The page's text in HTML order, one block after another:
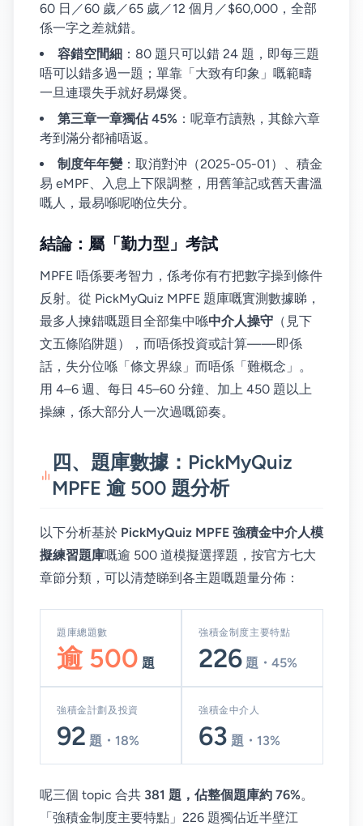
60 日／60 歲／65 歲／12 個月／$60,000，全部
係一字之差就錯。
容錯空間細 ：80 題只可以錯 24 題，即每三題
唔可以錯多過一題；單靠「大致有印象」嘅範疇
一旦連環失手就好易爆煲。
第三章一章獨佔 45% ：呢章冇讀熟，其餘六章
考到滿分都補唔返。
制度年年變：取消對沖（2025-05-01）、積金
易 eMPF、入息上下限調整，用舊筆記或舊天書溫
嘅人，最易喺呢啲位失分。
結論：屬「勤力型」考試
MPFE 唔係要考智力，係考你有冇把數字操到條件
反射。從 PickMyQuiz MPFE 題庫嘅實測數據睇，
最多人揀錯嘅題目全部集中喺中介人操守 （見下
文五條陷阱題），而唔係投資或計算——即係
話，失分位喺「條文界線」而唔係「難概念」。
用 4–6 週、每日 45–60 分鐘、加上 450 題以上
操練，係大部分人一次過嘅節奏。
四、題庫數據：PickMyQuiz
MPFE 逾 500 題分析
以下分析基於 PickMyQuiz MPFE 強積金中介人模
擬練習題庫嘅逾 500 道模擬選擇題，按官方七大
章節分類，可以清楚睇到各主題嘅題量分佈：
題庫總題數
逾 500 題
強積金制度主要特點
226 題・45%
強積金計劃及投資
92 題・18%
強積金中介人
63 題・13%
呢三個 topic 合共 381 題，佔整個題庫約 76%。
「強積金制度主要特點」226 題獨佔近半壁江